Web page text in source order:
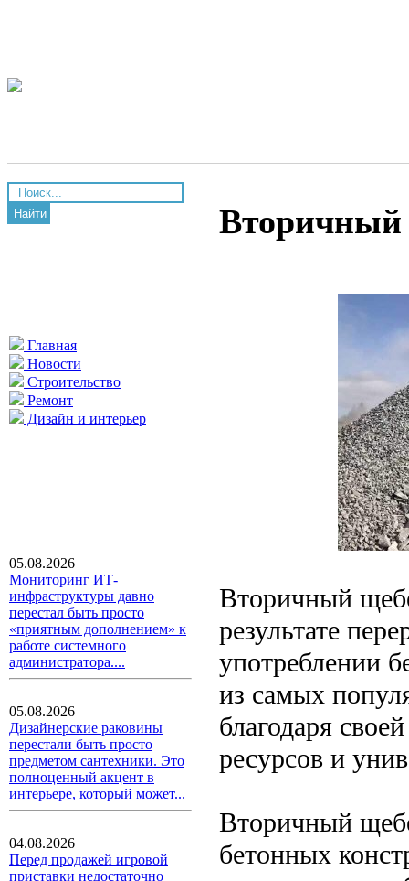
Найти
Главная
Новости
Строительство
Ремонт
Дизайн и интерьер
05.08.2026
Мониторинг ИТ-
инфраструктуры давно
перестал быть просто
«приятным дополнением» к
работе системного
администратора....
05.08.2026
Дизайнерские раковины
перестали быть просто
предметом сантехники. Это
полноценный акцент в
интерьере, который может...
04.08.2026
Перед продажей игровой
приставки недостаточно
Вторичный
Вторичный
результате
употреблении
из самых
благодаря
ресурсов и
Вторичный
бетонных